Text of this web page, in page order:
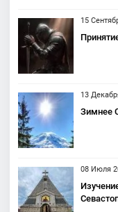
15
13
Зимнее
08 Июля